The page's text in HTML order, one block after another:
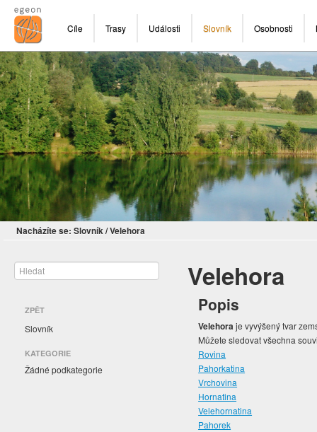
Cíle Trasy Události Slovník Osobnosti
Nacházíte se: Slovník/Velehora
ZPĚT
Slovník
KATEGORIE
Žádné podkategorie
Velehora
Popis
Velehoraje vyvýšený tvar
Můžete sledovat všechna
Rovina
Pahorkatina
Vrchovina
Hornatina
Velehornatina
Pahorek